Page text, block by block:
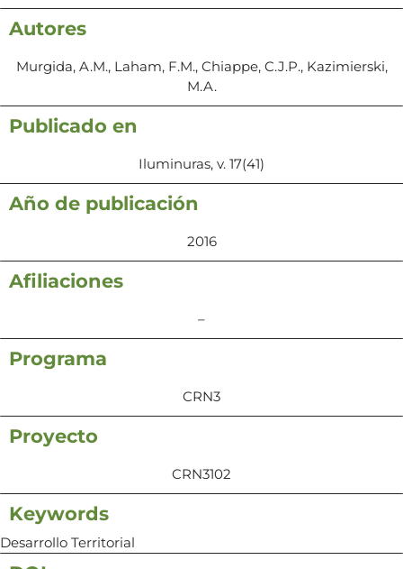
Autores
Murgida, A.M., Laham, F.M., Chiappe, C.J.P., Kazimierski,
M.A.
Publicado en
Iluminuras, v. 17(41)
Año de publicación
2016
Afiliaciones
–
Programa
CRN3
Proyecto
CRN3102
Keywords
Desarrollo Territorial